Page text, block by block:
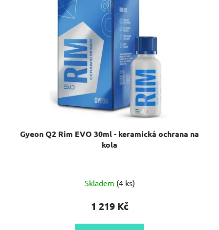
Gyeon Q2 Rim EVO 30ml - keramická ochrana na
kola
hodnocení
produktu
5,0
Skladem (4 ks)
1 219 Kč